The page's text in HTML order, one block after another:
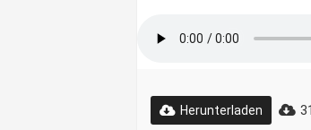
Herunterladen 31